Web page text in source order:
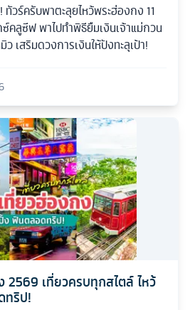
วร์ครับพาตะลุยไหว้พระฮ่องกง 11
คลูซีฟ พาไปทำพิธียืมเงินเจ้าแม่กวน
เสริมดวงการเงินให้ปังทะลุเป้า!
2569 เที่ยวครบทุกสไตล์ ไหว้
ทริป!